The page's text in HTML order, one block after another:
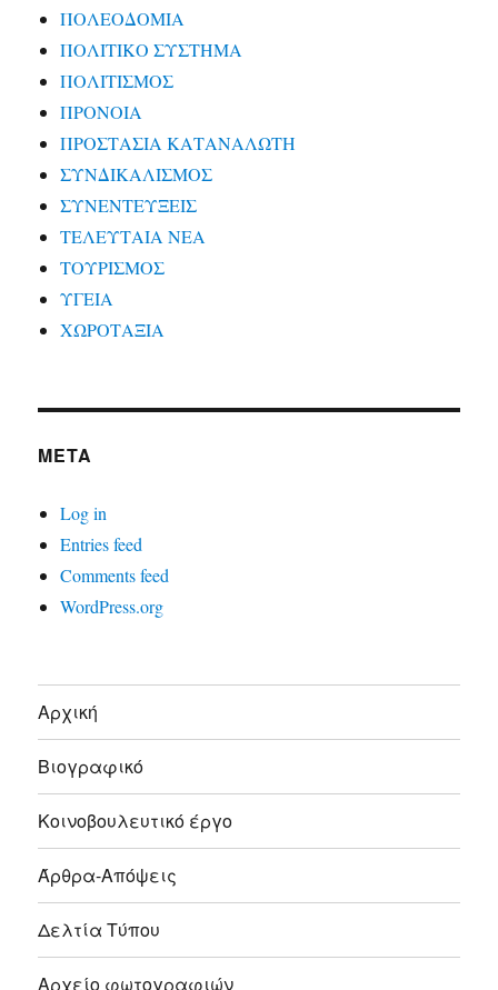
ΠΟΛΕΟΔΟΜΙΑ
ΠΟΛΙΤΙΚΟ ΣΥΣΤΗΜΑ
ΠΟΛΙΤΙΣΜΟΣ
ΠΡΟΝΟΙΑ
ΠΡΟΣΤΑΣΙΑ ΚΑΤΑΝΑΛΩΤΗ
ΣΥΝΔΙΚΑΛΙΣΜΟΣ
ΣΥΝΕΝΤΕΥΞΕΙΣ
ΤΕΛΕΥΤΑΙΑ ΝΕΑ
ΤΟΥΡΙΣΜΟΣ
ΥΓΕΙΑ
ΧΩΡΟΤΑΞΙΑ
META
Log in
Entries feed
Comments feed
WordPress.org
Αρχική
Βιογραφικό
Κοινοβουλευτικό έργο
Άρθρα-Απόψεις
Δελτία Τύπου
Αρχείο φωτογραφιών